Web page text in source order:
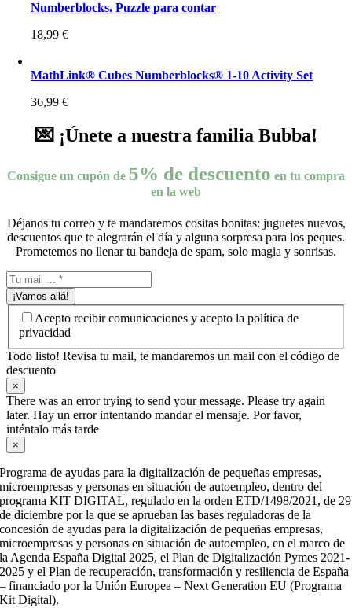
Numberblocks. Puzzle para contar
18,99€
MathLink® Cubes Numberblocks® 1-10 Activity Set
36,99€
💌 ¡Únete a nuestra familia Bubba!
Consigue un cupón de 5% de descuento en tu compra
en la web
Déjanos tu correo y te mandaremos cositas bonitas: juguetes nuevos,
descuentos que te alegrarán el día y alguna sorpresa para los peques.
Prometemos no llenar tu bandeja de spam, solo magia y sonrisas.
¡Vamos allá!
Acepto recibir comunicaciones y acepto la política de
privacidad
Todo listo! Revisa tu mail, te mandaremos un mail con el código de
descuento
×
There was an error trying to send your message. Please try again
later. Hay un error intentando mandar el mensaje. Por favor,
inténtalo más tarde
×
Programa de ayudas para la digitalización de pequeñas empresas,
microempresas y personas en situación de autoempleo, dentro del
programa KIT DIGITAL, regulado en la orden ETD/1498/2021, de 29
de diciembre por la que se aprueban las bases reguladoras de la
concesión de ayudas para la digitalización de pequeñas empresas,
microempresas y personas en situación de autoempleo, en el marco de
la Agenda España Digital 2025, el Plan de Digitalización Pymes 2021-
2025 y el Plan de recuperación, transformación y resiliencia de España
– financiado por la Unión Europea – Next Generation EU (Programa
Kit Digital).